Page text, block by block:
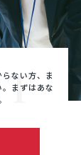
ない方、ま
まずはあな